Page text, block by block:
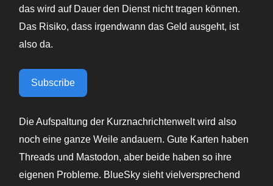
das wird auf Dauer den Dienst nicht tragen können.
Das Risiko, dass irgendwann das Geld ausgeht, ist
also da.
Subscribe
Die Aufspaltung der Kurznachrichtenwelt wird also
noch eine ganze Weile andauern. Gute Karten haben
Threads und Mastodon, aber beide haben so ihre
eigenen Probleme. BlueSky sieht vielversprechend